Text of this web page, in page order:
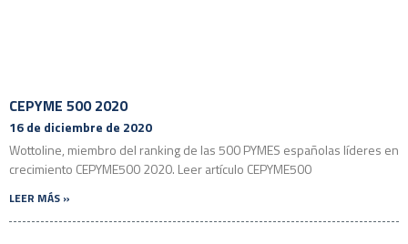
CEPYME 500 2020
16 de diciembre de 2020
Wottoline, miembro del ranking de las 500 PYMES españolas líderes en
crecimiento CEPYME500 2020. Leer artículo CEPYME500
LEER MÁS »